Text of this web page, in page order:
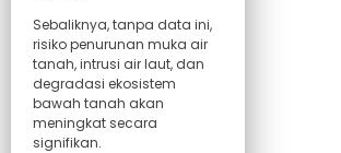
Sebaliknya, tanpa data ini,
risiko penurunan muka air
tanah, intrusi air laut, dan
degradasi ekosistem
bawah tanah akan
meningkat secara
signifikan.